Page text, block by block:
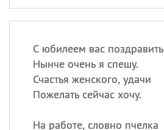
С юбилеем вас поздравить
Нынче очень я спешу.
Счастья женского, удачи
Пожелать сейчас хочу.
На работе, словно пчелка